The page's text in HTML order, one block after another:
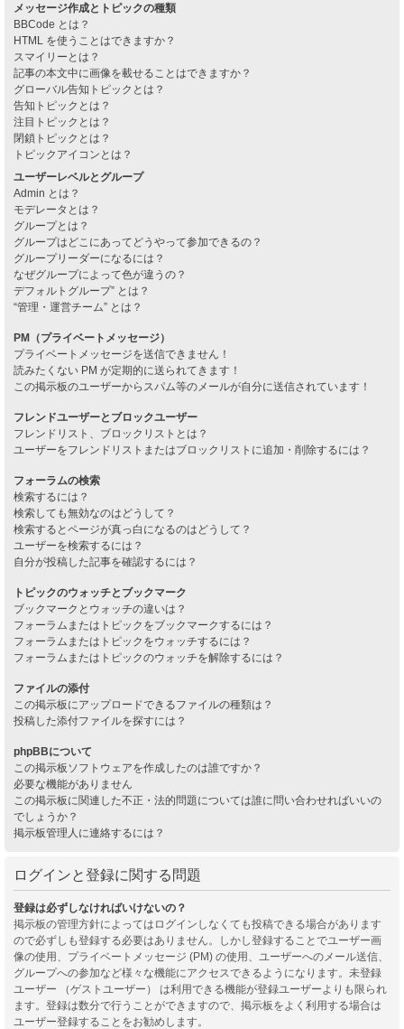
メッセージ作成とトピックの種類
BBCode とは？
HTML を使うことはできますか？
スマイリーとは？
記事の本文中に画像を載せることはできますか？
グローバル告知トピックとは？
告知トピックとは？
注目トピックとは？
閉鎖トピックとは？
トピックアイコンとは？
ユーザーレベルとグループ
Admin とは？
モデレータとは？
グループとは？
グループはどこにあってどうやって参加できるの？
グループリーダーになるには？
なぜグループによって色が違うの？
デフォルトグループ” とは？
“管理・運営チーム” とは？
PM（プライベートメッセージ）
プライベートメッセージを送信できません！
読みたくない PM が定期的に送られてきます！
この掲示板のユーザーからスパム等のメールが自分に送信されています！
フレンドユーザーとブロックユーザー
フレンドリスト、ブロックリストとは？
ユーザーをフレンドリストまたはブロックリストに追加・削除するには？
フォーラムの検索
検索するには？
検索しても無効なのはどうして？
検索するとページが真っ白になるのはどうして？
ユーザーを検索するには？
自分が投稿した記事を確認するには？
トピックのウォッチとブックマーク
ブックマークとウォッチの違いは？
フォーラムまたはトピックをブックマークするには？
フォーラムまたはトピックをウォッチするには？
フォーラムまたはトピックのウォッチを解除するには？
ファイルの添付
この掲示板にアップロードできるファイルの種類は？
投稿した添付ファイルを探すには？
phpBBについて
この掲示板ソフトウェアを作成したのは誰ですか？
必要な機能がありません
この掲示板に関連した不正・法的問題については誰に問い合わせればいいの
でしょうか？
掲示板管理人に連絡するには？
ログインと登録に関する問題
登録は必ずしなければいけないの？
掲示板の管理方針によってはログインしなくても投稿できる場合があります
ので必ずしも登録する必要はありません。しかし登録することでユーザー画
像の使用、プライベートメッセージ (PM) の使用、ユーザーへのメール送信、
グループへの参加など様々な機能にアクセスできるようになります。未登録
ユーザー （ゲストユーザー） は利用できる機能が登録ユーザーよりも限られ
ます。登録は数分で行うことができますので、掲示板をよく利用する場合は
ユーザー登録することをお勧めします。